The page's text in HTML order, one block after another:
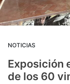
NOTICIAS
Exposición
de los 60